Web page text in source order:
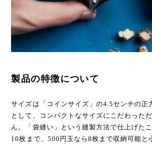
製品の特徴について
サイズは「コインサイズ」の4.5センチの正
として、コンパクトなサイズにこだわった
ん。「袋縫い」という縫製方法で仕上げた
10枚まで、500円玉なら8枚まで収納可能と